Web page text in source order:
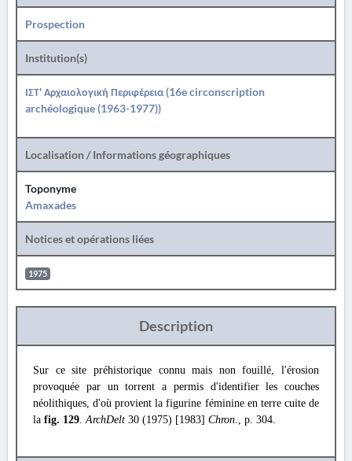
Prospection
Institution(s)
ΙΣΤ' Αρχαιολογική Περιφέρεια (16e circonscription
archéologique (1963-1977))
Localisation / Informations géographiques
Toponyme
Amaxades
Notices et opérations liées
1975
Description
Sur ce site préhistorique connu mais non fouillé, l'érosion
provoquée par un torrent a permis d'identifier les couches
néolithiques, d'où provient la figurine féminine en terre cuite de
la fig. 129.ArchDelt 30 (1975) [1983] Chron., p. 304.